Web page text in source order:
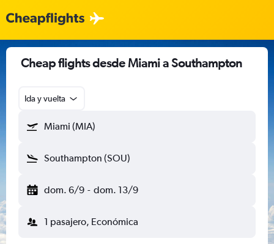
Cheap flights desde Miami a Southampton
Ida y vuelta
Miami (MIA)
Southampton (SOU)
dom. 6/9 - dom. 13/9
1 pasajero, Económica